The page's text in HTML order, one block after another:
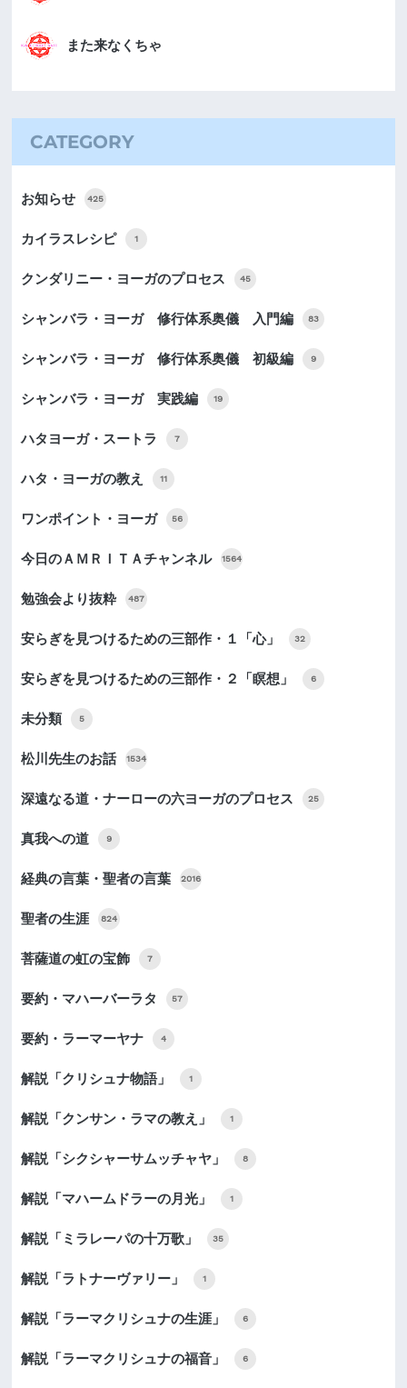
また来なくちゃ
CATEGORY
お知らせ 425
カイラスレシピ 1
クンダリニー・ヨーガのプロセス 45
シャンバラ・ヨーガ 修行体系奥儀 入門編 83
シャンバラ・ヨーガ 修行体系奥儀 初級編 9
シャンバラ・ヨーガ 実践編 19
ハタヨーガ・スートラ 7
ハタ・ヨーガの教え 11
ワンポイント・ヨーガ 56
今日のＡＭＲＩＴＡチャンネル 1564
勉強会より抜粋 487
安らぎを見つけるための三部作・１「心」 32
安らぎを見つけるための三部作・２「瞑想」 6
未分類 5
松川先生のお話 1534
深遠なる道・ナーローの六ヨーガのプロセス 25
真我への道 9
経典の言葉・聖者の言葉 2016
聖者の生涯 824
菩薩道の虹の宝飾 7
要約・マハーバーラタ 57
要約・ラーマーヤナ 4
解説「クリシュナ物語」 1
解説「クンサン・ラマの教え」 1
解説「シクシャーサムッチャヤ」 8
解説「マハームドラーの月光」 1
解説「ミラレーパの十万歌」 35
解説「ラトナーヴァリー」 1
解説「ラーマクリシュナの生涯」 6
解説「ラーマクリシュナの福音」 6